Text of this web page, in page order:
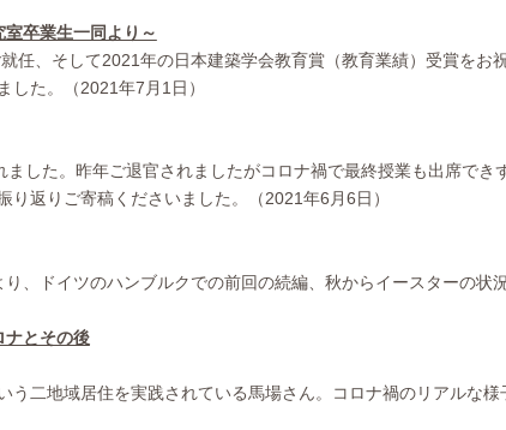
卒業生一同より～
任、そして2021年の日本建築学会教育賞（教育業績）受賞をお
した。（2021年7月1日）
した。昨年ご退官されましたがコロナ禍で最終授業も出席でき
返りご寄稿くださいました。（2021年6月6日）
、ドイツのハンブルクでの前回の続編、秋からイースターの状
ナとその後
う二地域居住を実践されている馬場さん。コロナ禍のリアルな